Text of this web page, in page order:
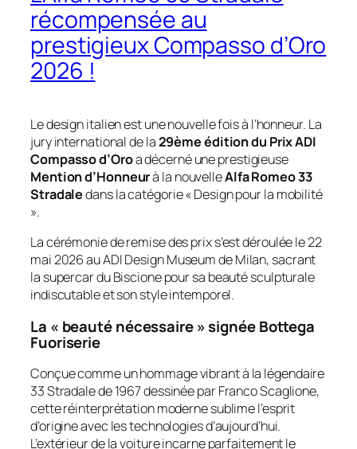
récompensée au
prestigieux Compasso d’Oro
2026 !
Le design italien est une nouvelle fois à l’honneur. La
jury international de la29ème édition du Prix ADI
Compasso d’Oroa décerné une prestigieuse
Mention d’Honneurà la nouvelleAlfa Romeo 33
Stradaledans la catégorie « Design pour la mobilité
».
La cérémonie de remise des prix s’est déroulée le 22
mai 2026 auADI Design Museumde Milan, sacrant
la supercar du Biscione pour sa beauté sculpturale
indiscutable et son style intemporel.
La « beauté nécessaire » signée Bottega
Fuoriserie
Conçue comme un hommage vibrant à la légendaire
33 Stradale de 1967 dessinée par Franco Scaglione,
cette réinterprétation moderne sublime l’esprit
d’origine avec les technologies d’aujourd’hui.
L’extérieur de la voiture incarne parfaitement le